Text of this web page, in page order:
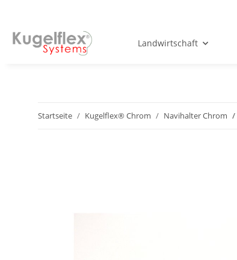
Landwirtschaft
Startseite Kugelflex® Chrom Navihalter Chrom